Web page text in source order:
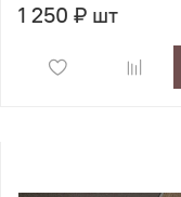
1 250 ₽ шт